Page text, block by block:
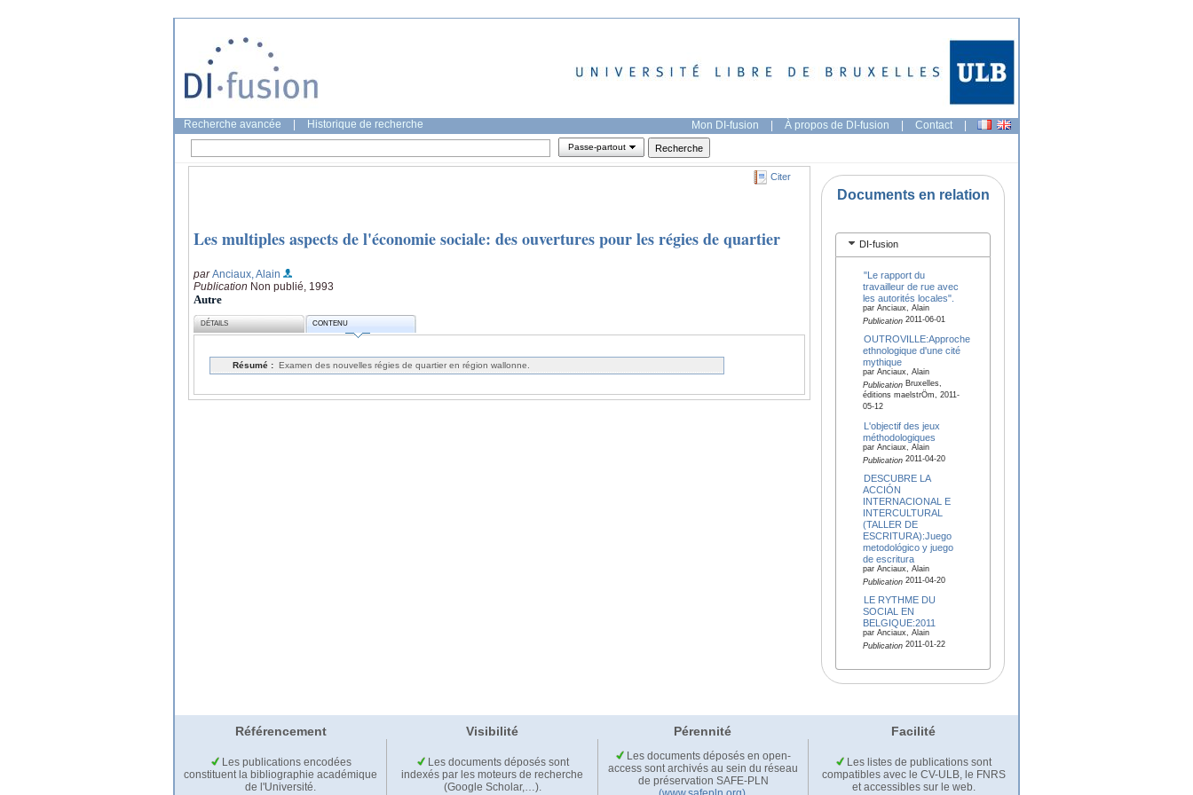
Recherche avancée Historique de recherche Mon DI-fusion | À propos de DI-fusion | Contact |
Passe-partout
Citer
Les multiples aspects de l'économie sociale: des ouvertures pour les régies de quartier
parAnciaux, Alain
Publication Non publié, 1993
Autre
DÉTAILS CONTENU
Résumé : Examen des nouvelles régies de quartier en région wallonne.
Documents en relation
DI-fusion
"Le rapport du
travailleur de rue avec
les autorités locales".
par Anciaux, Alain
Publication2011-06-01
OUTROVILLE:Approche
ethnologique d'une cité
mythique
par Anciaux, Alain
PublicationBruxelles,
éditions maelstrÖm, 2011-
05-12
L'objectif des jeux
méthodologiques
par Anciaux, Alain
Publication2011-04-20
DESCUBRE LA
ACCIÓN
INTERNACIONAL E
INTERCULTURAL
(TALLER DE
ESCRITURA):Juego
metodológico y juego
de escritura
par Anciaux, Alain
Publication2011-04-20
LE RYTHME DU
SOCIAL EN
BELGIQUE:2011
par Anciaux, Alain
Publication2011-01-22
Référencement Visibilité Pérennité Facilité
Les publications encodées
constituent la bibliographie académique
de l'Université.
Les documents déposés sont
indexés par les moteurs de recherche
(Google Scholar,…).
Les documents déposés en open-
access sont archivés au sein du réseau
de préservation SAFE-PLN
Les listes de publications sont
compatibles avec le CV-ULB, le FNRS
et accessibles sur le web.